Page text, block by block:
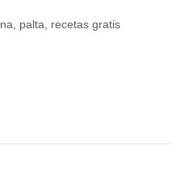
, palta, recetas gratis